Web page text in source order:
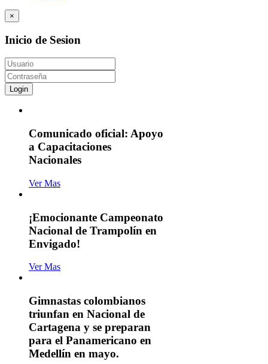
×
Inicio de Sesion
Login
Comunicado oficial: Apoyo
a Capacitaciones
Nacionales
Ver Mas
¡Emocionante Campeonato
Nacional de Trampolín en
Envigado!
Ver Mas
Gimnastas colombianos
triunfan en Nacional de
Cartagena y se preparan
para el Panamericano en
Medellín en mayo.